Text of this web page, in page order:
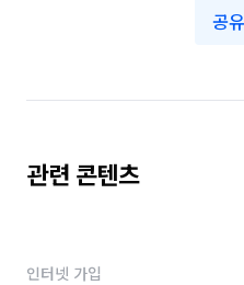
공
관련 콘텐츠
인터넷 가입